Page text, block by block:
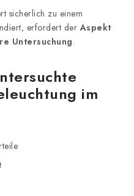
sicherlich zu einem
erfordert derAspekt
Untersuchung.
im